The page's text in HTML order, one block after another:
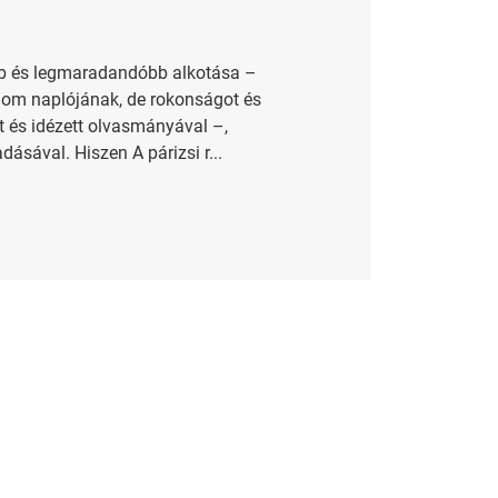
és legmaradandóbb alkotása –
naplójának, de rokonságot és
idézett olvasmányával –,
Hiszen A párizsi r...